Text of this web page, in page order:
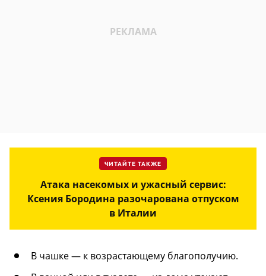
ЧИТАЙТЕ ТАКЖЕ
Атака насекомых и ужасный сервис:
Ксения Бородина разочарована отпуском
в Италии
В чашке — к возрастающему благополучию.